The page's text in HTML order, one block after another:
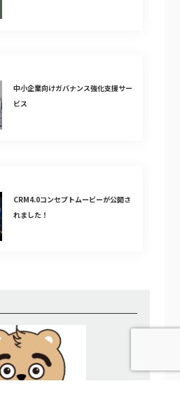
中小企業向けガバナンス強化支援サー
ビス
CRM4.0コンセプトムービーが公開さ
れました！